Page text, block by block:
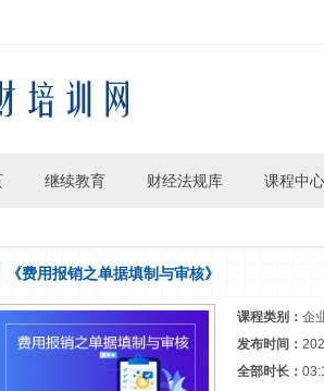
继续教育 财经法规库 课程中心
《费用报销之单据填制与审核》
课程类别： 企
发布时间：
全部时长：